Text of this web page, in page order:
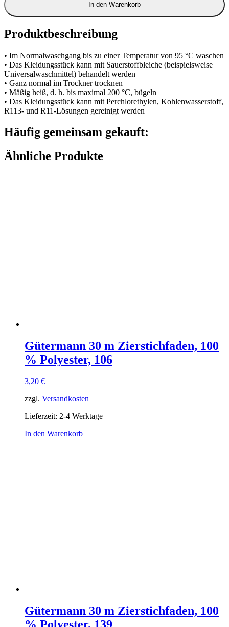
In den Warenkorb
Produktbeschreibung
• Im Normalwaschgang bis zu einer Temperatur von 95 °C waschen
• Das Kleidungsstück kann mit Sauerstoffbleiche (beispielsweise
Universalwaschmittel) behandelt werden
• Ganz normal im Trockner trocknen
• Mäßig heiß, d. h. bis maximal 200 °C, bügeln
• Das Kleidungsstück kann mit Perchlorethylen, Kohlenwasserstoff,
R113- und R11-Lösungen gereinigt werden
Häufig gemeinsam gekauft:
Ähnliche Produkte
Gütermann 30 m Zierstichfaden, 100
% Polyester, 106
3,20 €
zzgl. Versandkosten
Lieferzeit: 2-4 Werktage
In den Warenkorb
Gütermann 30 m Zierstichfaden, 100